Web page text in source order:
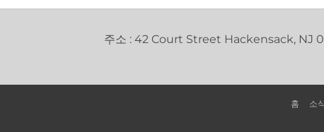
주소 : 42 Court Street Hackensack, NJ
홈 소식